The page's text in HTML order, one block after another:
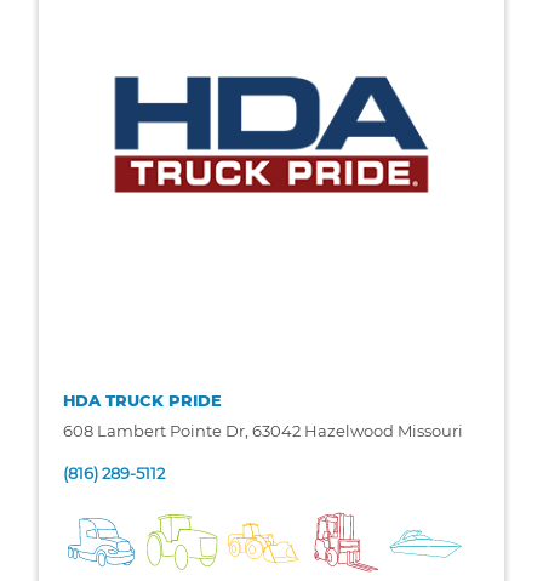
HDA TRUCK PRIDE
608 Lambert Pointe Dr, 63042 Hazelwood Missouri
(816) 289-5112